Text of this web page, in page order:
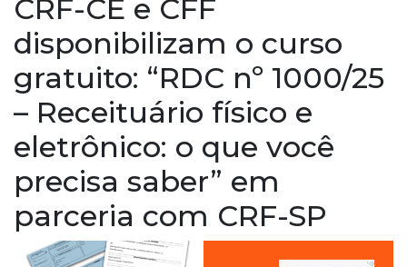
CRF-CE e CFF
disponibilizam o curso
gratuito: “RDC nº 1000/25
– Receituário físico e
eletrônico: o que você
precisa saber” em
parceria com CRF-SP